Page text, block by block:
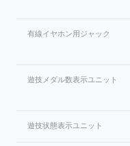
有線イヤホン用ジャック
遊技メダル数表示ユニット
遊技状態表示ユニット